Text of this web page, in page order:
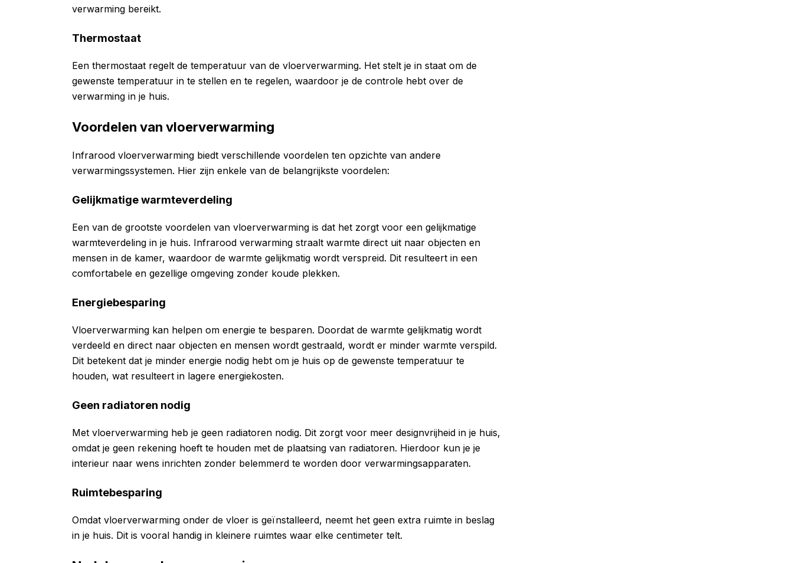
verwarming bereikt.
Thermostaat
Een thermostaat regelt de temperatuur van de vloerverwarming. Het stelt je in staat om de
gewenste temperatuur in te stellen en te regelen, waardoor je de controle hebt over de
verwarming in je huis.
Voordelen van vloerverwarming
Infrarood vloerverwarming biedt verschillende voordelen ten opzichte van andere
verwarmingssystemen. Hier zijn enkele van de belangrijkste voordelen:
Gelijkmatige warmteverdeling
Een van de grootste voordelen van vloerverwarming is dat het zorgt voor een gelijkmatige
warmteverdeling in je huis. Infrarood verwarming straalt warmte direct uit naar objecten en
mensen in de kamer, waardoor de warmte gelijkmatig wordt verspreid. Dit resulteert in een
comfortabele en gezellige omgeving zonder koude plekken.
Energiebesparing
Vloerverwarming kan helpen om energie te besparen. Doordat de warmte gelijkmatig wordt
verdeeld en direct naar objecten en mensen wordt gestraald, wordt er minder warmte verspild.
Dit betekent dat je minder energie nodig hebt om je huis op de gewenste temperatuur te
houden, wat resulteert in lagere energiekosten.
Geen radiatoren nodig
Met vloerverwarming heb je geen radiatoren nodig. Dit zorgt voor meer designvrijheid in je huis,
omdat je geen rekening hoeft te houden met de plaatsing van radiatoren. Hierdoor kun je je
interieur naar wens inrichten zonder belemmerd te worden door verwarmingsapparaten.
Ruimtebesparing
Omdat vloerverwarming onder de vloer is geïnstalleerd, neemt het geen extra ruimte in beslag
in je huis. Dit is vooral handig in kleinere ruimtes waar elke centimeter telt.